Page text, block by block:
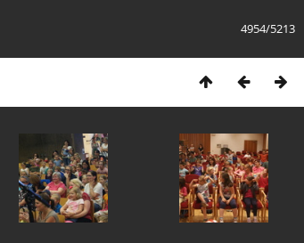
4954/5213